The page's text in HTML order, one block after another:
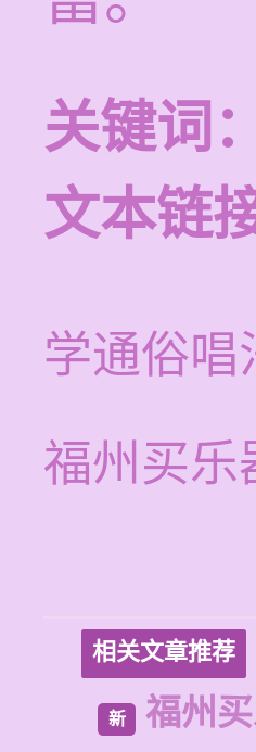
关键词：
文本链
学通俗唱
福州买乐
相关文章推荐
新 福州